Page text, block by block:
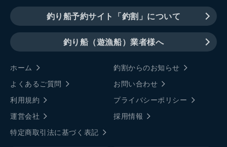
釣り船予約サイト「釣割」について
釣り船（遊漁船）業者様へ
ホーム
釣割からのお知らせ
よくあるご質問
お問い合わせ
利用規約
プライバシーポリシー
運営会社
採用情報
特定商取引法に基づく表記